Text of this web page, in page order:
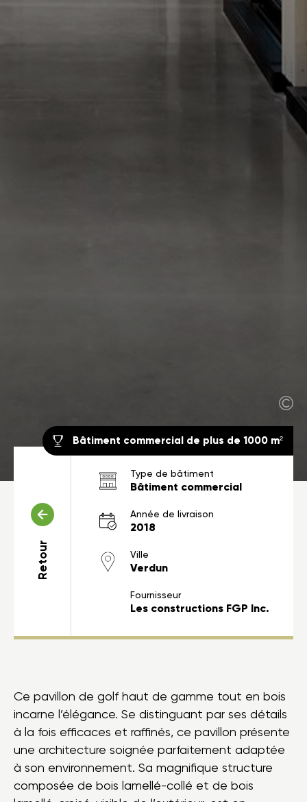
Bâtiment commercial de plus de 1000 m²
Retour
Type de bâtiment
Bâtiment commercial
Année de livraison
2018
Ville
Verdun
Fournisseur
Les constructions FGP Inc.
Ce pavillon de golf haut de gamme tout en bois
incarne l’élégance. Se distinguant par ses détails
à la fois efficaces et raffinés, ce pavillon présente
une architecture soignée parfaitement adaptée
à son environnement. Sa magnifique structure
composée de bois lamellé-collé et de bois